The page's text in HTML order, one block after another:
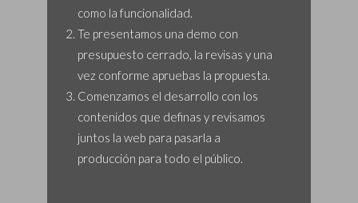
como la funcionalidad.
Te presentamos una demo con
presupuesto cerrado, la revisas y una
vez conforme apruebas la propuesta.
Comenzamos el desarrollo con los
contenidos que definas y revisamos
juntos la web para pasarla a
producción para todo el público.